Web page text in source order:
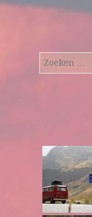
Zoeken